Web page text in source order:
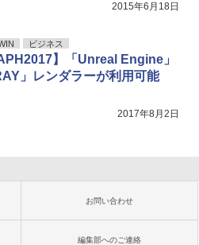
2015年6月18日
ビジネス
】「Unreal Engine」
」レンダラーが利用可能
2017年8月2日
お問い合わせ
編集部へのご連絡